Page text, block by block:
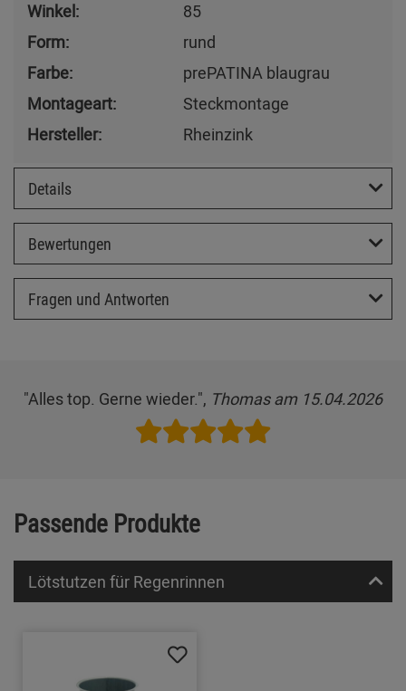
Winkel:
85
Form:
rund
Farbe:
prePATINA blaugrau
Montageart:
Steckmontage
Hersteller:
Rheinzink
Details
Bewertungen
Fragen und Antworten
"Alles top. Gerne wieder.", Thomas am 15.04.2026
Passende Produkte
Lötstutzen für Regenrinnen